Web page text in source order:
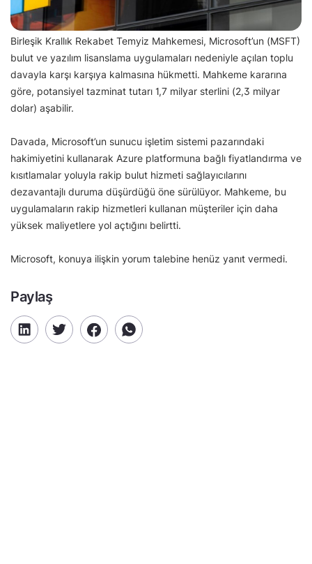
Birleşik Krallık Rekabet Temyiz Mahkemesi, Microsoft’un (MSFT)
bulut ve yazılım lisanslama uygulamaları nedeniyle açılan toplu
davayla karşı karşıya kalmasına hükmetti. Mahkeme kararına
göre, potansiyel tazminat tutarı 1,7 milyar sterlini (2,3 milyar
dolar) aşabilir.
Davada, Microsoft’un sunucu işletim sistemi pazarındaki
hakimiyetini kullanarak Azure platformuna bağlı fiyatlandırma ve
kısıtlamalar yoluyla rakip bulut hizmeti sağlayıcılarını
dezavantajlı duruma düşürdüğü öne sürülüyor. Mahkeme, bu
uygulamaların rakip hizmetleri kullanan müşteriler için daha
yüksek maliyetlere yol açtığını belirtti.
Microsoft, konuya ilişkin yorum talebine henüz yanıt vermedi.
Paylaş